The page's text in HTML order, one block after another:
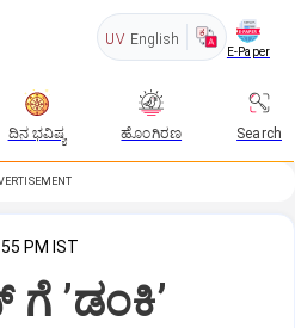
UV English
E-Paper
ದಿನ ಭವಿಷ್ಯ ಹೊಂಗಿರಣ Search
PM IST
ಗೆ ʼಡಂಕಿʼ